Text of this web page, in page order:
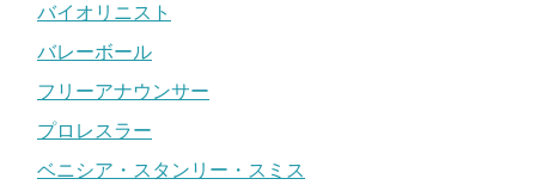
バイオリニスト
バレーボール
フリーアナウンサー
プロレスラー
ベニシア・スタンリー・スミス